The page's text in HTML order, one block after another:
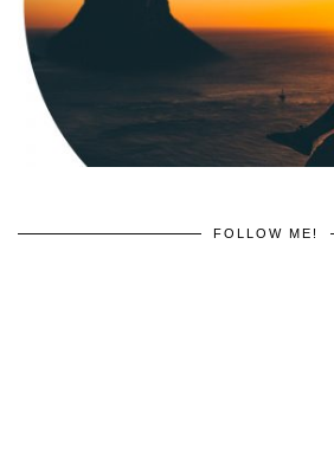
FOLLOW ME!